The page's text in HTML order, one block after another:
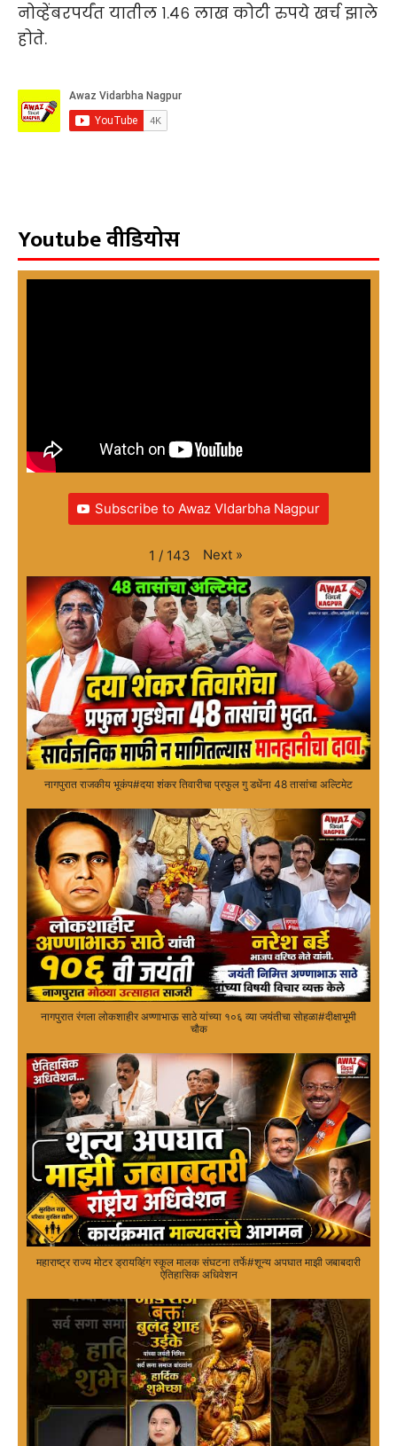
नोव्हेंबरपर्यंत यातील १.४६ लाख कोटी रुपये खर्च झाले
होते.
Youtube वीडियोस
Subscribe to Awaz VIdarbha Nagpur
1 / 143 Next »
नागपुरात राजकीय भूकंप#दया शंकर तिवारीचा प्रफुल गु डधेंना 48 तासांचा अल्टिमेट
नागपुरात रंगला लोकशाहीर अण्णाभाऊ साठे यांच्या १०६ व्या जयंतीचा सोहळा#दीक्षाभूमी
चौक
महाराष्ट्र राज्य मोटर ड्रायव्हिंग स्कूल मालक संघटना तर्फे#शून्य अपघात माझी जबाबदारी
ऐतिहासिक अधिवेशन